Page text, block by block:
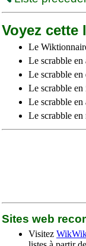
Voyez cette
Le
Le scrabble en
Le scrabble en
Le scrabble en
Le scrabble en
Le scrabble en
Sites web
Visitez